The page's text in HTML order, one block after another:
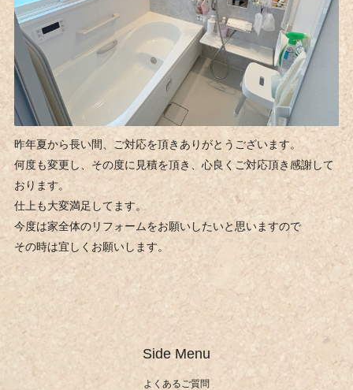
昨年夏から長い間、ご対応を頂きありがとうございます。
何度も変更し、その度に見積を頂き、心良くご対応頂き感謝して
おります。
仕上も大変満足してます。
今度は家全体のリフォームをお願いしたいと思いますので
その時は宜しくお願いします。
Side Menu
よくあるご質問